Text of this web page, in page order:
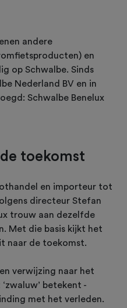
andere
en
op Schwalbe. Sinds
Nederland BV en in
Schwalbe Benelux
toekomst
en importeur tot
directeur Stefan
trouw aan dezelfde
Met die basis kijkt het
naar de toekomst.
verwijzing naar het
betekent -
met het verleden.